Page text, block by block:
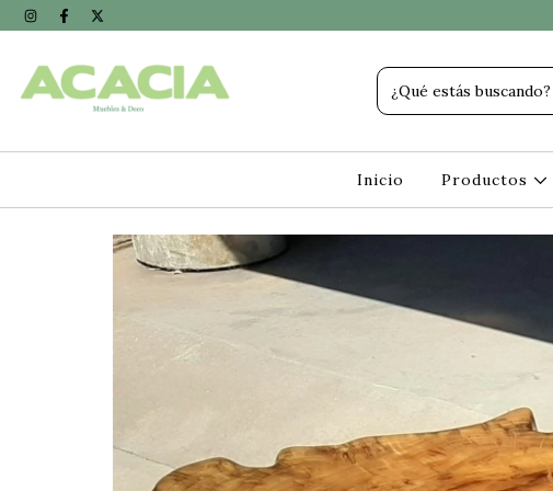
Inicio Productos